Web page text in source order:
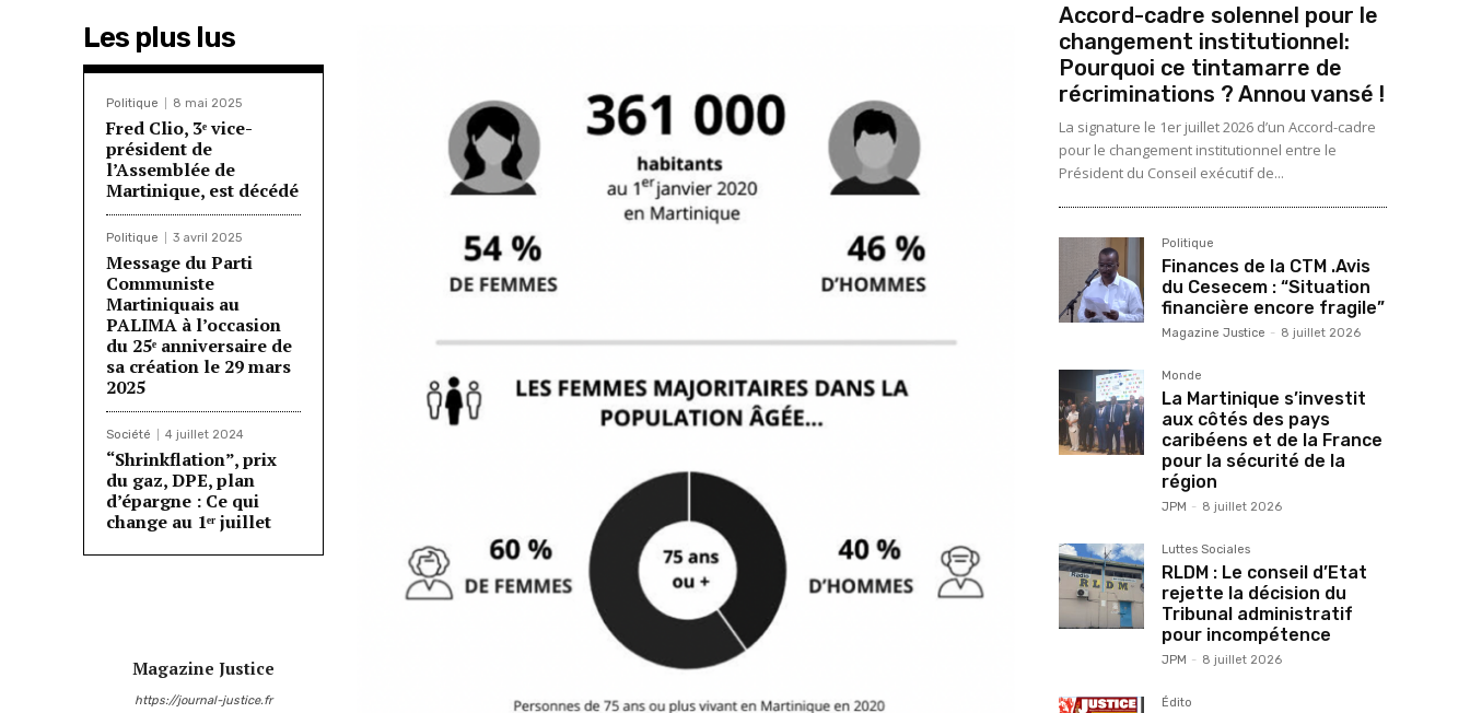
Les plus lus
Politique 8 mai 2025
Fred Clio, 3ᵉ vice-
président de
l’Assemblée de
Martinique, est décédé
Politique 3 avril 2025
Message du Parti
Communiste
Martiniquais au
PALIMA à l’occasion
du 25ᵉ anniversaire de
sa création le 29 mars
2025
Société 4 juillet 2024
“Shrinkflation”, prix
du gaz, DPE, plan
d’épargne : Ce qui
change au 1ᵉʳ juillet
Magazine Justice
https://journal-justice.fr
Accord-cadre solennel pour le
changement institutionnel:
Pourquoi ce tintamarre de
récriminations ? Annou vansé !
La signature le 1er juillet 2026 d’un Accord-cadre
pour le changement institutionnel entre le
Président du Conseil exécutif de...
Politique
Finances de la CTM .Avis
du Cesecem : “Situation
financière encore fragile”
Magazine Justice - 8 juillet 2026
Monde
La Martinique s’investit
aux côtés des pays
caribéens et de la France
pour la sécurité de la
région
JPM - 8 juillet 2026
Luttes Sociales
RLDM : Le conseil d’Etat
rejette la décision du
Tribunal administratif
pour incompétence
JPM - 8 juillet 2026
Édito